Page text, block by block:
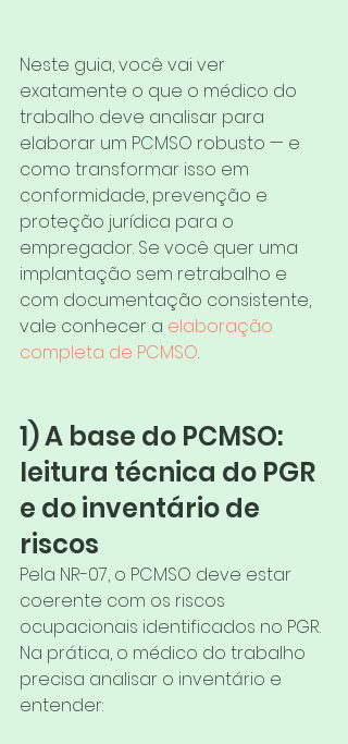
Neste guia, você vai ver
exatamente o que o médico do
trabalho deve analisar para
elaborar um PCMSO robusto — e
como transformar isso em
conformidade, prevenção e
proteção jurídica para o
empregador. Se você quer uma
implantação sem retrabalho e
com documentação consistente,
vale conhecer a elaboração
completa de PCMSO.
1) A base do PCMSO:
leitura técnica do PGR
e do inventário de
riscos
Pela NR-07, o PCMSO deve estar
coerente com os riscos
ocupacionais identificados no PGR.
Na prática, o médico do trabalho
precisa analisar o inventário e
entender: